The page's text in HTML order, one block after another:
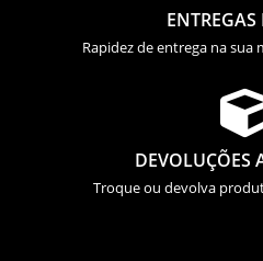
Rapidez de entrega na sua
DEVOLUÇÕES
Troque ou devolva